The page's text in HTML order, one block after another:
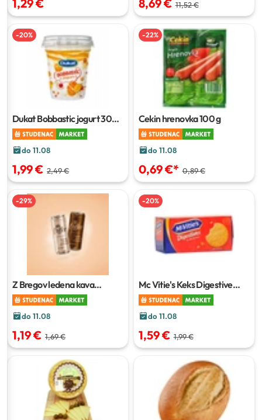
1,29 € 8,69 € 11,52 €
-20%
Dukat Bobbastic jogurt300
g
do 11.08
1,99 € 2,49 €
-22%
Cekin hrenovka100 g
do 11.08
0,69 €* 0,89 €
-29%
Z Bregov ledena kava
cappuccino250 ml
do 11.08
1,19 € 1,69 €
-20%
Mc Vitie's Keks Digestive
250 g
do 11.08
1,59 € 1,99 €